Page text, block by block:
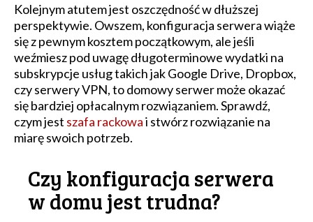
Kolejnym atutem jest oszczędność w dłuższej
perspektywie. Owszem, konfiguracja serwera wiąże
się z pewnym kosztem początkowym, ale jeśli
weźmiesz pod uwagę długoterminowe wydatki na
subskrypcje usług takich jak Google Drive, Dropbox,
czy serwery VPN, to domowy serwer może okazać
się bardziej opłacalnym rozwiązaniem. Sprawdź,
czym jest szafa rackowai stwórz rozwiązanie na
miarę swoich potrzeb.
Czy konfiguracja serwera
w domu jest trudna?